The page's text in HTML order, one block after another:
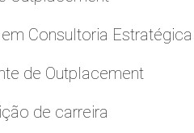
Consultoria Estratégica
de Outplacement
de carreira